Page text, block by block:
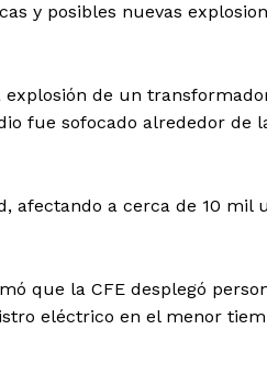
Yucatán
Sociedad y Negocios
y posibles nuevas
de un
fue sofocado alrededor de
afectando a cerca de 10 mil
que la CFE desplegó
eléctrico en el menor